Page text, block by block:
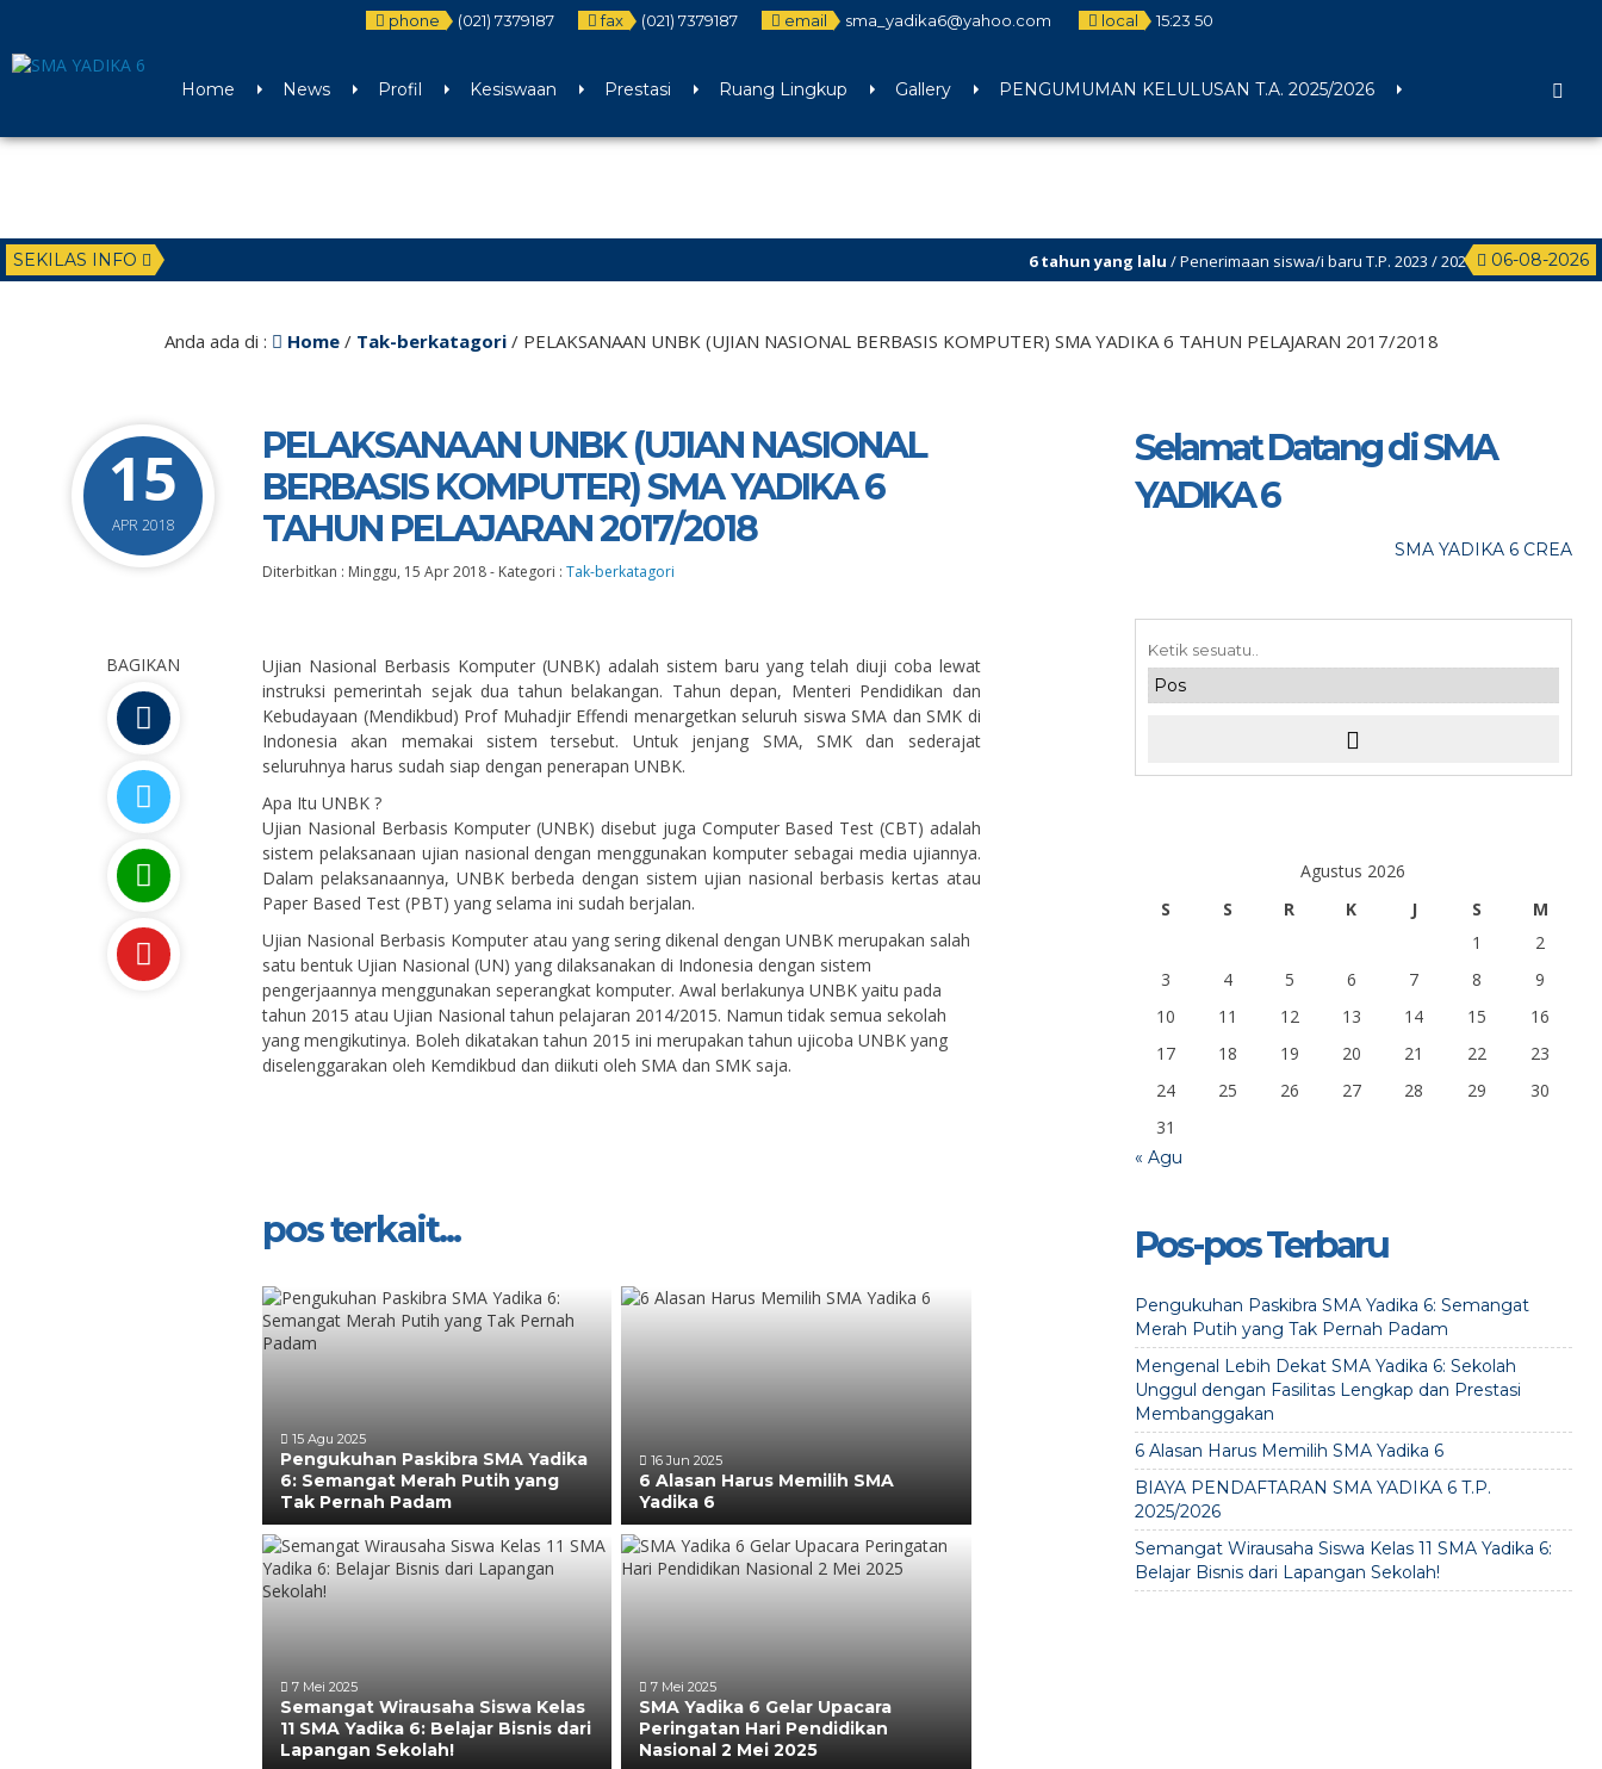
phone (021) 7379187 fax (021) 7379187 email sma_yadika6@yahoo.com local 15:23 50
Home News Profil Kesiswaan Prestasi Ruang Lingkup Gallery PENGUMUMAN KELULUSAN T.A. 2025/2026
SEKILAS INFO 06-08-2026
6 tahun yang lalu/ Penerimaan siswa/i baru T.P. 2023 / 2024 Sudah dibuka, segera
Anda ada di : Home/ Tak-berkatagori/ PELAKSANAAN UNBK (UJIAN NASIONAL BERBASIS KOMPUTER) SMA YADIKA 6 TAHUN PELAJARAN 2017/2018
15
APR 2018
PELAKSANAAN UNBK (UJIAN NASIONAL
BERBASIS KOMPUTER) SMA YADIKA 6
TAHUN PELAJARAN 2017/2018
Diterbitkan : Minggu, 15 Apr 2018- Kategori : Tak-berkatagori
BAGIKAN
Ujian Nasional Berbasis Komputer (UNBK) adalah sistem baru yang telah diuji coba lewat
instruksi pemerintah sejak dua tahun belakangan. Tahun depan, Menteri Pendidikan dan
Kebudayaan (Mendikbud) Prof Muhadjir Effendi menargetkan seluruh siswa SMA dan SMK di
Indonesia akan memakai sistem tersebut. Untuk jenjang SMA, SMK dan sederajat
seluruhnya harus sudah siap dengan penerapan UNBK.
Apa Itu UNBK ?
Ujian Nasional Berbasis Komputer (UNBK) disebut juga Computer Based Test (CBT) adalah
sistem pelaksanaan ujian nasional dengan menggunakan komputer sebagai media ujiannya.
Dalam pelaksanaannya, UNBK berbeda dengan sistem ujian nasional berbasis kertas atau
Paper Based Test (PBT) yang selama ini sudah berjalan.
Ujian Nasional Berbasis Komputer atau yang sering dikenal dengan UNBK merupakan salah
satu bentuk Ujian Nasional (UN) yang dilaksanakan di Indonesia dengan sistem
pengerjaannya menggunakan seperangkat komputer. Awal berlakunya UNBK yaitu pada
tahun 2015 atau Ujian Nasional tahun pelajaran 2014/2015. Namun tidak semua sekolah
yang mengikutinya. Boleh dikatakan tahun 2015 ini merupakan tahun ujicoba UNBK yang
diselenggarakan oleh Kemdikbud dan diikuti oleh SMA dan SMK saja.
pos terkait...
15 Agu 2025
Pengukuhan Paskibra SMA Yadika
6: Semangat Merah Putih yang
Tak Pernah Padam
16 Jun 2025
6 Alasan Harus Memilih SMA
Yadika 6
7 Mei 2025
Semangat Wirausaha Siswa Kelas
11 SMA Yadika 6: Belajar Bisnis dari
Lapangan Sekolah!
7 Mei 2025
SMA Yadika 6 Gelar Upacara
Peringatan Hari Pendidikan
Nasional 2 Mei 2025
Selamat Datang di SMA
YADIKA 6
SMA YADIKA 6
Agustus 2026
S
S R K J S
M
1
2
3
4 5 6 7 8
9
10
11 12 13 14 15
16
17
18 19 20 21 22
23
24
25 26 27 28 29
30
31
« Agu
Pos-pos Terbaru
Pengukuhan Paskibra SMA Yadika 6: Semangat
Merah Putih yang Tak Pernah Padam
Mengenal Lebih Dekat SMA Yadika 6: Sekolah
Unggul dengan Fasilitas Lengkap dan Prestasi
Membanggakan
6 Alasan Harus Memilih SMA Yadika 6
BIAYA PENDAFTARAN SMA YADIKA 6 T.P.
2025/2026
Semangat Wirausaha Siswa Kelas 11 SMA Yadika 6:
Belajar Bisnis dari Lapangan Sekolah!